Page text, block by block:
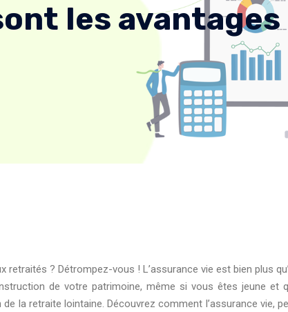
les
? Détrompez-vous ! L’assurance vie est bien plus
de votre patrimoine, même si vous êtes jeune et
la retraite lointaine. Découvrez comment l’assurance vie,